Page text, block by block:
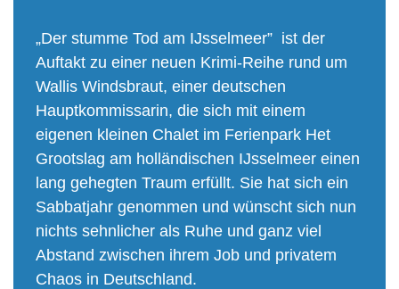
„Der stumme Tod am IJsselmeer” ist der
Auftakt zu einer neuen Krimi-Reihe rund um
Wallis Windsbraut, einer deutschen
Hauptkommissarin, die sich mit einem
eigenen kleinen Chalet im Ferienpark Het
Grootslag am holländischen IJsselmeer einen
lang gehegten Traum erfüllt. Sie hat sich ein
Sabbatjahr genommen und wünscht sich nun
nichts sehnlicher als Ruhe und ganz viel
Abstand zwischen ihrem Job und privatem
Chaos in Deutschland.